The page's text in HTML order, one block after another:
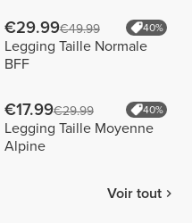
€29.99€49.99 40%
Legging Taille Normale
BFF
€17.99€29.99 40%
Legging Taille Moyenne
Alpine
Voir tout